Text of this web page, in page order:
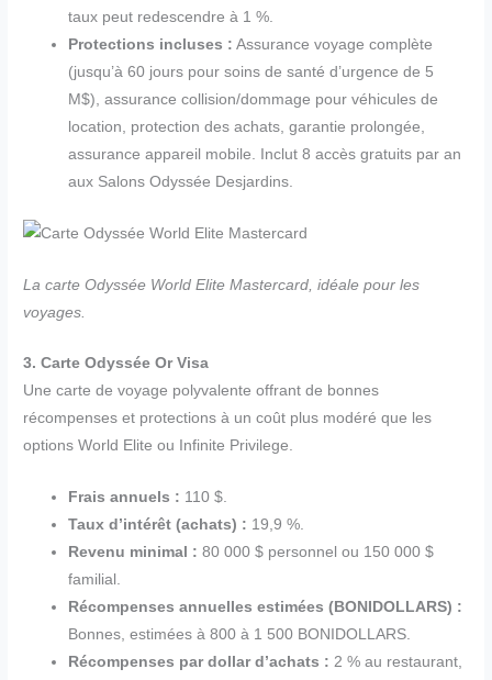
taux peut redescendre à 1 %.
Protections incluses : Assurance voyage complète
(jusqu’à 60 jours pour soins de santé d’urgence de 5
M$), assurance collision/dommage pour véhicules de
location, protection des achats, garantie prolongée,
assurance appareil mobile. Inclut 8 accès gratuits par an
aux Salons Odyssée Desjardins.
La carte Odyssée World Elite Mastercard, idéale pour les
voyages.
3. Carte Odyssée Or Visa
Une carte de voyage polyvalente offrant de bonnes
récompenses et protections à un coût plus modéré que les
options World Elite ou Infinite Privilege.
Frais annuels : 110 $.
Taux d’intérêt (achats) : 19,9 %.
Revenu minimal : 80 000 $ personnel ou 150 000 $
familial.
Récompenses annuelles estimées (BONIDOLLARS) :
Bonnes, estimées à 800 à 1 500 BONIDOLLARS.
Récompenses par dollar d’achats : 2 % au restaurant,